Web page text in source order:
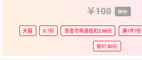
108 原价
天猫 6.7折 淘金币频道抵扣2.88元 满1件7折
省57.60元